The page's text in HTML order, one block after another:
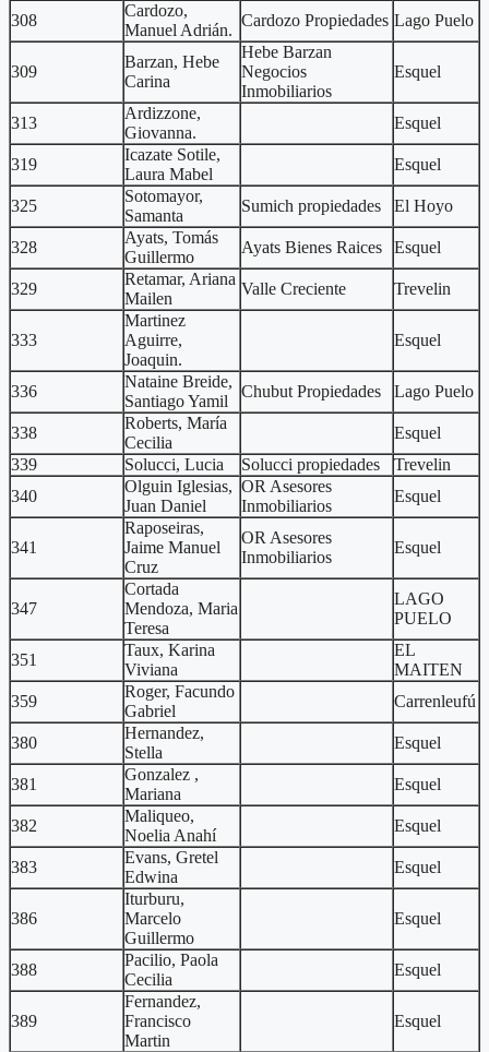
308
Cardozo,
Manuel Adrián.
Cardozo Propiedades Lago Puelo
309
Barzan, Hebe
Carina
Hebe Barzan
Negocios
Inmobiliarios
Esquel
313
Ardizzone,
Giovanna.
Esquel
319
Icazate Sotile,
Laura Mabel
Esquel
325
Sotomayor,
Samanta
Sumich propiedades El Hoyo
328
Ayats, Tomás
Guillermo
Ayats Bienes Raices Esquel
329
Retamar, Ariana
Mailen
Valle Creciente Trevelin
333
Martinez
Aguirre,
Joaquin.
Esquel
336
Nataine Breide,
Santiago Yamil
Chubut Propiedades Lago Puelo
338
Roberts, María
Cecilia
Esquel
339
Solucci, Lucia Solucci propiedades
Trevelin
340
Olguin Iglesias,
Juan Daniel
OR Asesores
Inmobiliarios
Esquel
341
Raposeiras,
Jaime Manuel
Cruz
OR Asesores
Inmobiliarios
Esquel
347
Cortada
Mendoza, Maria
Teresa
LAGO
PUELO
351
Taux, Karina
Viviana
EL
MAITEN
359
Roger, Facundo
Gabriel
Carrenleufú
380
Hernandez,
Stella
Esquel
381
Gonzalez ,
Mariana
Esquel
382
Maliqueo,
Noelia Anahí
Esquel
383
Evans, Gretel
Edwina
Esquel
386
Iturburu,
Marcelo
Guillermo
Esquel
388
Pacilio, Paola
Cecilia
Esquel
389
Fernandez,
Francisco
Martin
Esquel